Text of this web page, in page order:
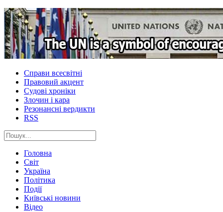
Справи всесвітні
Правовий акцент
Судові хроніки
Злочин і кара
Резонансні вердикти
RSS
Головна
Світ
Україна
Політика
Події
Київські новини
Відео